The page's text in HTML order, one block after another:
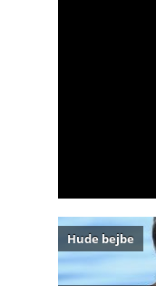
Hude bejbe